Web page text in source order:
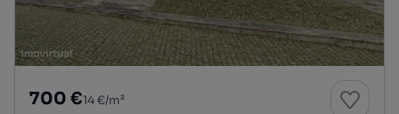
700 €14 €/m²